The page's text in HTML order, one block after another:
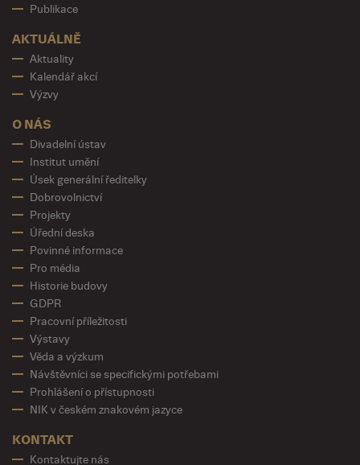
Publikace
AKTUÁLNĚ
Aktuality
Kalendář akcí
Výzvy
O NÁS
Divadelní ústav
Institut umění
Úsek generální ředitelky
Dobrovolnictví
Projekty
Úřední deska
Povinné informace
Pro média
Historie budovy
GDPR
Pracovní příležitosti
Výstavy
Věda a výzkum
Návštěvníci se specifickými potřebami
Prohlášení o přístupnosti
NIK v českém znakovém jazyce
KONTAKT
Kontaktujte nás